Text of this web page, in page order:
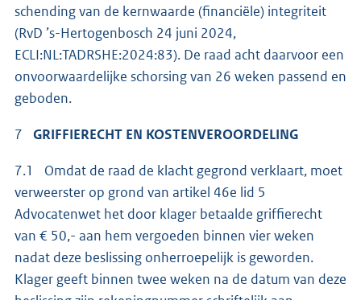
schending van de kernwaarde (financiële) integriteit
(RvD ’s-Hertogenbosch 24 juni 2024,
ECLI:NL:TADRSHE:2024:83). De raad acht daarvoor een
onvoorwaardelijke schorsing van 26 weken passend en
geboden.
7 GRIFFIERECHT EN KOSTENVEROORDELING
7.1 Omdat de raad de klacht gegrond verklaart, moet
verweerster op grond van artikel 46e lid 5
Advocatenwet het door klager betaalde griffierecht
van € 50,- aan hem vergoeden binnen vier weken
nadat deze beslissing onherroepelijk is geworden.
Klager geeft binnen twee weken na de datum van deze